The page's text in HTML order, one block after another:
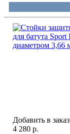
Добавить в заказ
4 280 р.